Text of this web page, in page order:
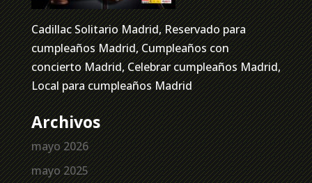
Cadillac Solitario Madrid, Reservado para
cumpleaños Madrid, Cumpleaños con
concierto Madrid, Celebrar cumpleaños Madrid,
Local para cumpleaños Madrid
Archivos
mayo 2026
mayo 2025